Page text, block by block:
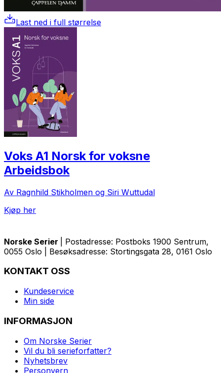
Last ned i full størrelse
Voks A1 Norsk for voksne
Arbeidsbok
Av Ragnhild Stikholmen og Siri Wuttudal
Kjøp her
Norske Serier
| Postadresse: Postboks 1900 Sentrum,
0055 Oslo | Besøksadresse: Stortingsgata 28, 0161 Oslo
KONTAKT OSS
Kundeservice
Min side
INFORMASJON
Om Norske Serier
Vil du bli serieforfatter?
Nyhetsbrev
Personvern